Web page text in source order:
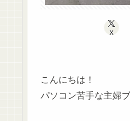
X
こんにちは！
パソコン苦手な主婦